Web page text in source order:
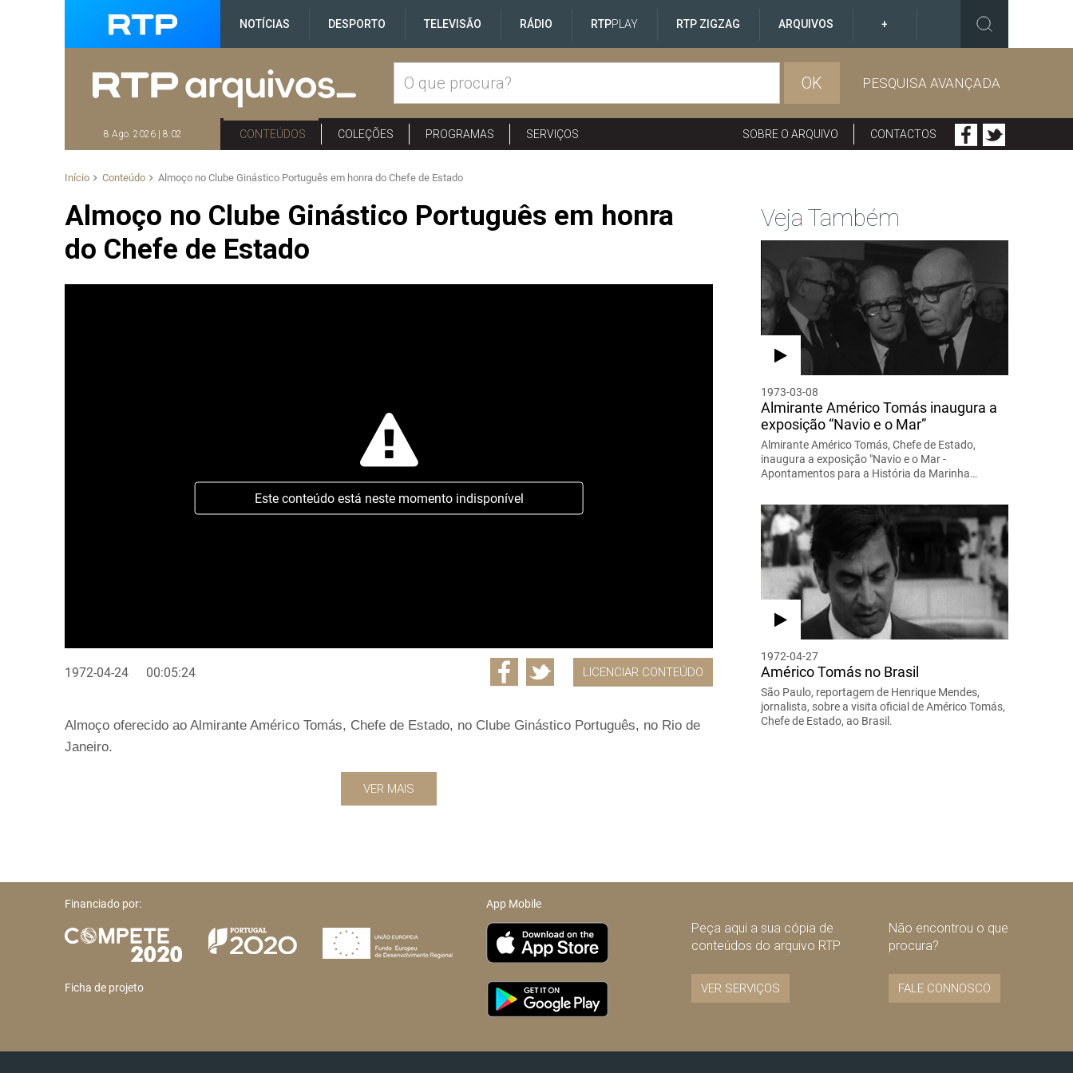
NOTÍCIAS DESPORTO TELEVISÃO RÁDIO RTPPLAY RTP ZIGZAG ARQUIVOS +
OK PESQUISA AVANÇADA
8 Ago. 2026 | 8:02 CONTEÚDOS COLEÇÕES PROGRAMAS SERVIÇOS SOBRE O ARQUIVO CONTACTOS
Início Conteúdo Almoço no Clube Ginástico Português em honra do Chefe de Estado
Almoço no Clube Ginástico Português em honra
do Chefe de Estado
Este conteúdo está neste momento indisponível
1972-04-24 00:05:24 LICENCIAR CONTEÚDO
Almoço oferecido ao Almirante Américo Tomás, Chefe de Estado, no Clube Ginástico Português, no Rio de
Janeiro.
VER MAIS
Veja Também
1973-03-08
Almirante Américo Tomás inaugura a
exposição “Navio e o Mar”
Almirante Américo Tomás, Chefe de Estado,
inaugura a exposição "Navio e o Mar -
Apontamentos para a História da Marinha…
1972-04-27
Américo Tomás no Brasil
São Paulo, reportagem de Henrique Mendes,
jornalista, sobre a visita oficial de Américo Tomás,
Chefe de Estado, ao Brasil.
Financiado por:
Ficha de projeto
App Mobile
Peça aqui a sua cópia de
conteúdos do arquivo RTP
VER SERVIÇOS
Não encontrou o que
procura?
FALE CONNOSCO